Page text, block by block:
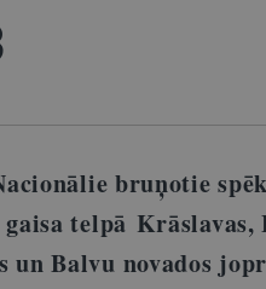
bruņotie spēki
telpā Krāslavas,
un Balvu novados